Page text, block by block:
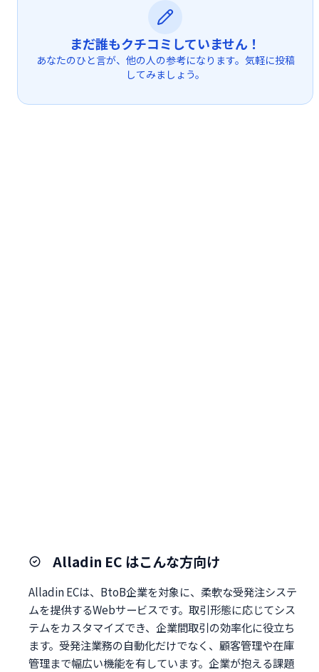
まだ誰もクチコミしていません！
あなたのひと言が、他の人の参考になります。気軽に投稿
してみましょう。
Alladin EC はこんな方向け
Alladin ECは、BtoB企業を対象に、柔軟な受発注システ
ムを提供するWebサービスです。取引形態に応じてシス
テムをカスタマイズでき、企業間取引の効率化に役立ち
ます。受発注業務の自動化だけでなく、顧客管理や在庫
管理まで幅広い機能を有しています。企業が抱える課題